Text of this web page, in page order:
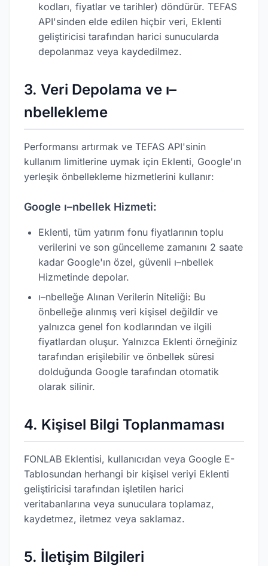
kodları, fiyatlar ve tarihler) döndürür. TEFAS
API'sinden elde edilen hiçbir veri, Eklenti
geliştiricisi tarafından harici sunucularda
depolanmaz veya kaydedilmez.
3. Veri Depolama ve ı–
nbellekleme
Performansı artırmak ve TEFAS API'sinin
kullanım limitlerine uymak için Eklenti, Google'ın
yerleşik önbellekleme hizmetlerini kullanır:
Google ı–nbellek Hizmeti:
Eklenti, tüm yatırım fonu fiyatlarının toplu
verilerini ve son güncelleme zamanını 2 saate
kadar Google'ın özel, güvenli ı–nbellek
Hizmetinde depolar.
ı–nbelleğe Alınan Verilerin Niteliği: Bu
önbelleğe alınmış veri kişisel değildir ve
yalnızca genel fon kodlarından ve ilgili
fiyatlardan oluşur. Yalnızca Eklenti örneğiniz
tarafından erişilebilir ve önbellek süresi
dolduğunda Google tarafından otomatik
olarak silinir.
4. Kişisel Bilgi Toplanmaması
FONLAB Eklentisi, kullanıcıdan veya Google E-
Tablosundan herhangi bir kişisel veriyi Eklenti
geliştiricisi tarafından işletilen harici
veritabanlarına veya sunuculara toplamaz,
kaydetmez, iletmez veya saklamaz.
5. İletişim Bilgileri